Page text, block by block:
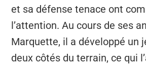
et sa défense tenace ont
l’attention. Au cours de ses
Marquette, il a développé un
deux côtés du terrain, ce qui